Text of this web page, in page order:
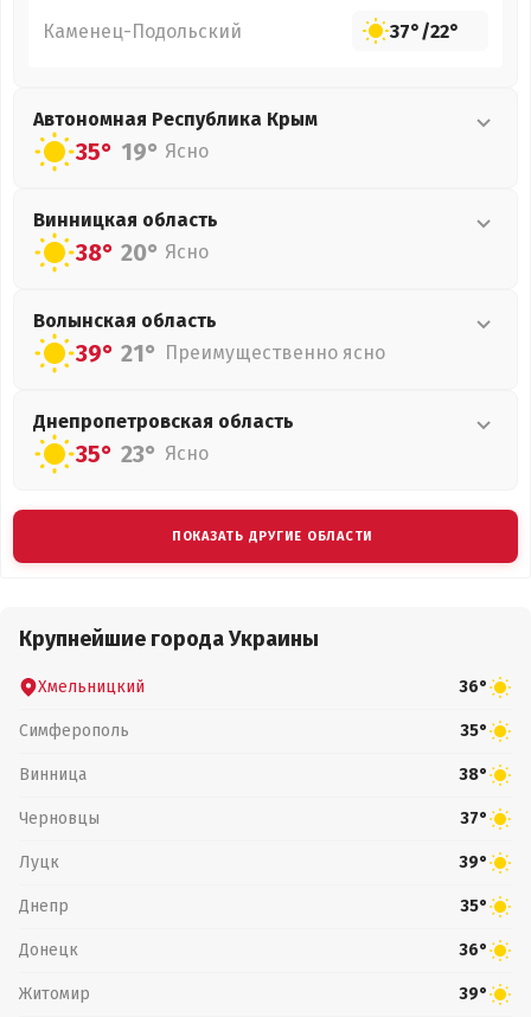
Каменец-Подольский 37°/22°
Автономная Республика Крым
35° 19° Ясно
Винницкая область
38° 20° Ясно
Волынская область
39° 21° Преимущественно ясно
Днепропетровская область
35° 23° Ясно
ПОКАЗАТЬ ДРУГИЕ ОБЛАСТИ
Крупнейшие города Украины
Хмельницкий 36°
Симферополь 35°
Винница 38°
Черновцы 37°
Луцк 39°
Днепр 35°
Донецк 36°
Житомир 39°